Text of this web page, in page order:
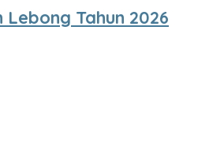
Tahun 2026